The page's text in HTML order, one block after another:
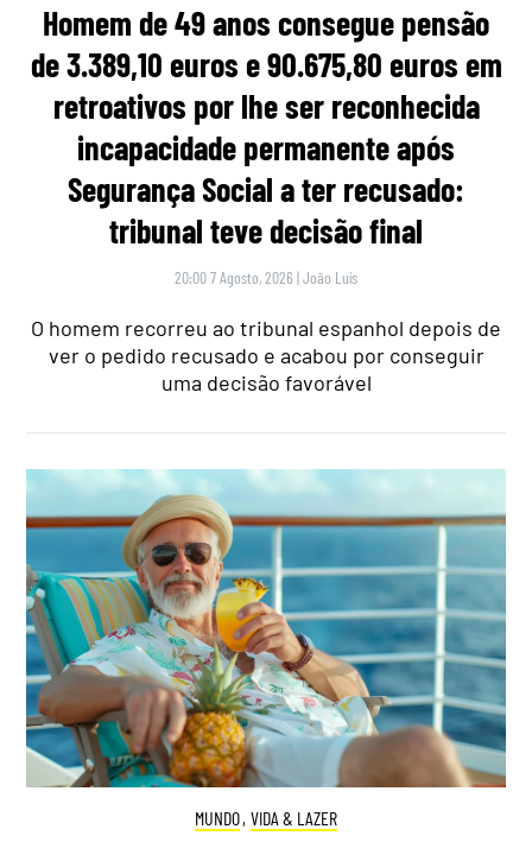
Homem de 49 anos consegue pensão
de 3.389,10 euros e 90.675,80 euros em
retroativos por lhe ser reconhecida
incapacidade permanente após
Segurança Social a ter recusado:
tribunal teve decisão final
20:00 7 Agosto, 2026 |João Luís
O homem recorreu ao tribunal espanhol depois de
ver o pedido recusado e acabou por conseguir
uma decisão favorável
MUNDO, VIDA & LAZER